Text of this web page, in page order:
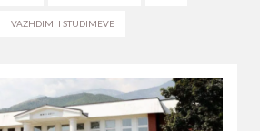
VAZHDIMI I STUDIMEVE